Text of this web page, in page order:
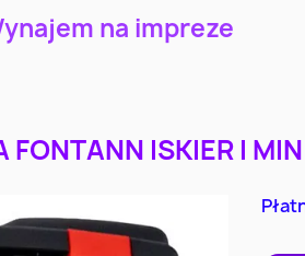
na impreze
ISKIER I